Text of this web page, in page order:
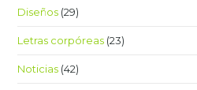
Diseños (29)
Letras corpóreas (23)
Noticias (42)